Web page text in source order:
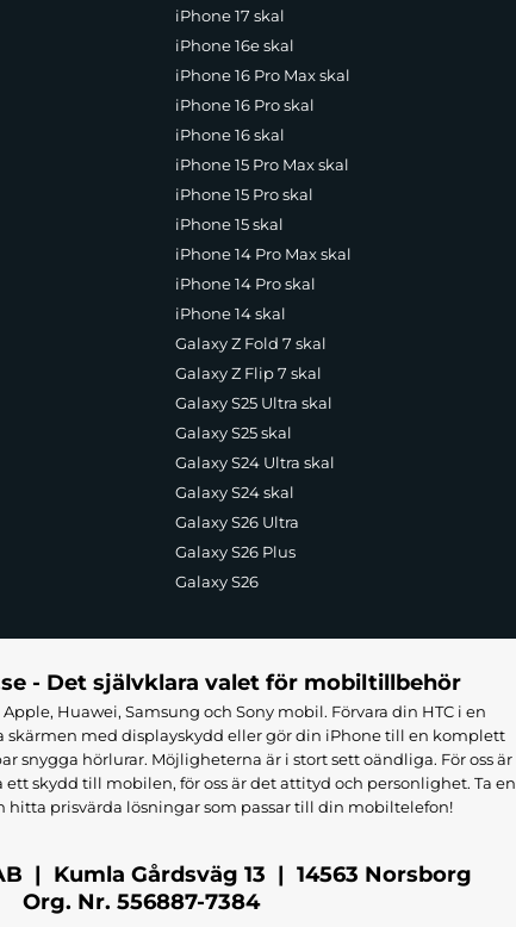
iPhone 17 skal
iPhone 16e skal
iPhone 16 Pro Max skal
iPhone 16 Pro skal
iPhone 16 skal
iPhone 15 Pro Max skal
iPhone 15 Pro skal
iPhone 15 skal
iPhone 14 Pro Max skal
iPhone 14 Pro skal
iPhone 14 skal
Galaxy Z Fold 7 skal
Galaxy Z Flip 7 skal
Galaxy S25 Ultra skal
Galaxy S25 skal
Galaxy S24 Ultra skal
Galaxy S24 skal
Galaxy S26 Ultra
Galaxy S26 Plus
Galaxy S26
- Det självklara valet för mobiltillbehör
Huawei, Samsung och Sony mobil. Förvara din HTC i en
skärmen med displayskydd eller gör din iPhone till en komplett
snygga hörlurar. Möjligheterna är i stort sett oändliga. För oss är
ett skydd till mobilen, för oss är det attityd och personlighet. Ta en
hitta prisvärda lösningar som passar till din mobiltelefon!
| Kumla Gårdsväg 13 | 14563 Norsborg
Org. Nr. 556887-7384